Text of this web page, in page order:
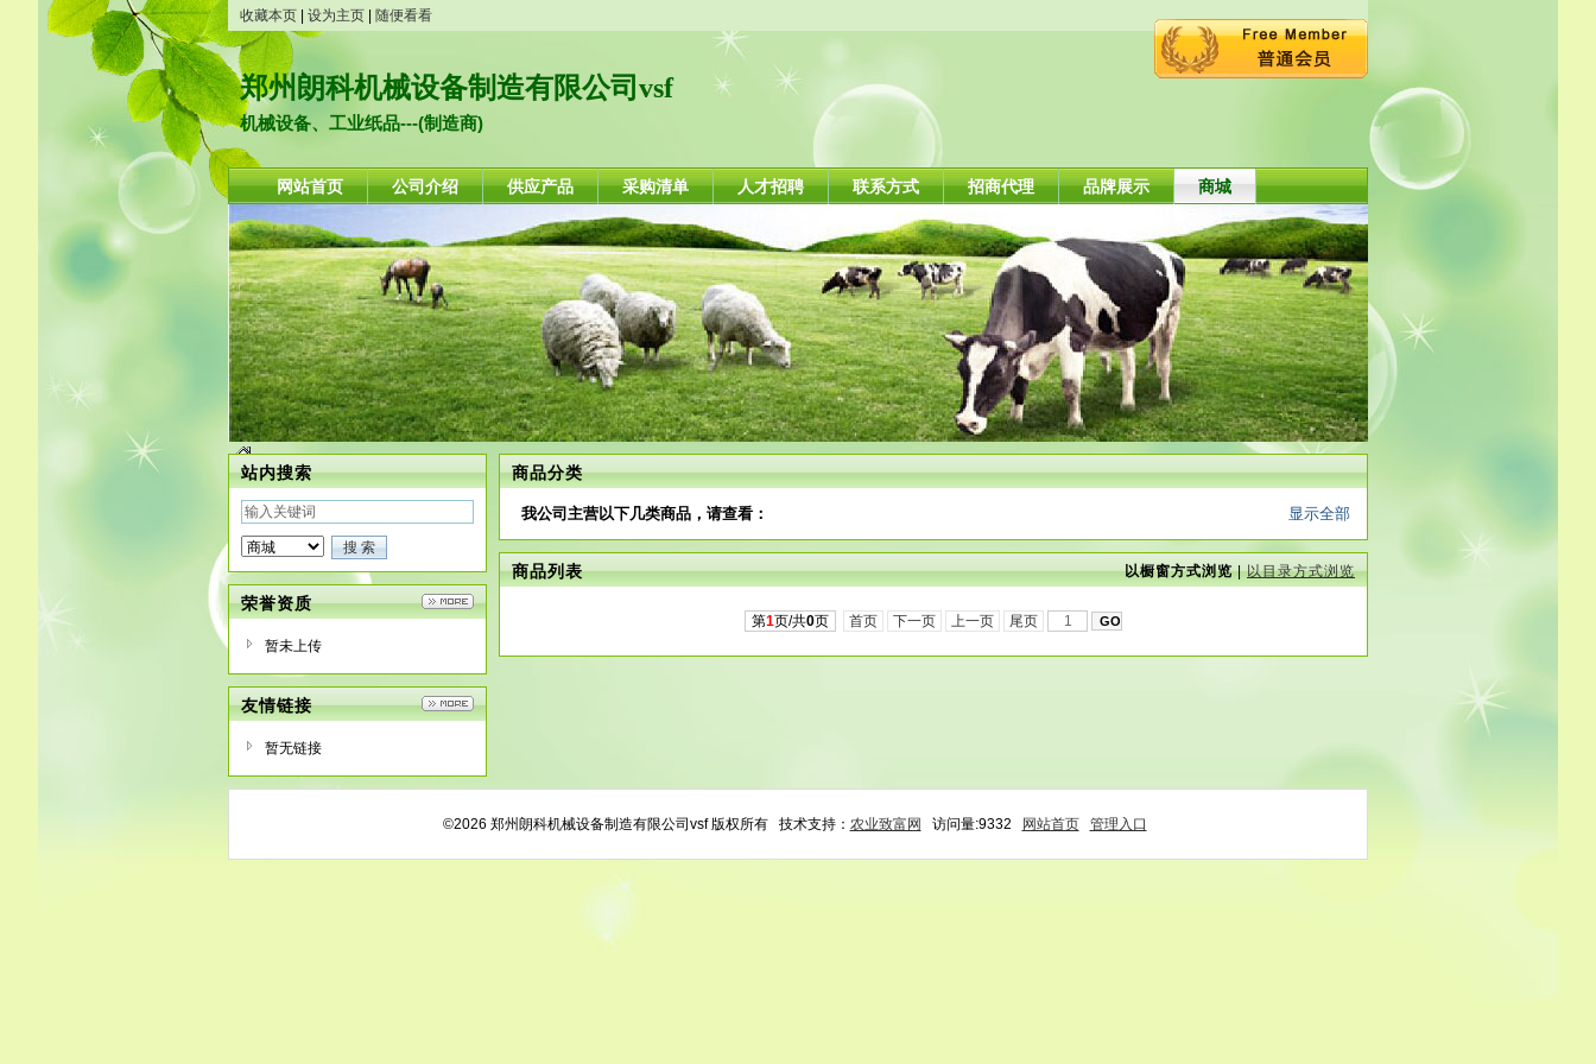
收藏本页 设为主页 随便看看
郑州朗科机械设备制造有限公司vsf
机械设备、工业纸品---(制造商)
网站首页 公司介绍 供应产品 采购清单 人才招聘 联系方式 招商代理 品牌展示 商城
站内搜索
荣誉资质
暂未上传
友情链接
暂无链接
商品分类
显示全部
我公司主营以下几类商品，请查看：
以橱窗方式浏览|以目录方式浏览
商品列表
第1页/共0页 首页 下一页 上一页 尾页
©2026 郑州朗科机械设备制造有限公司vsf 版权所有 技术支持： 农业致富网 访问量:9332 网站首页 管理入口